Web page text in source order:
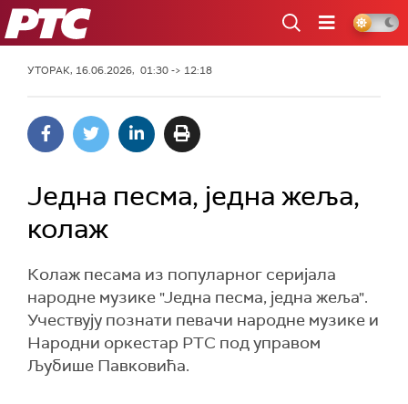
РТС
УТОРАК, 16.06.2026, 01:30 -> 12:18
Једна песма, једна жеља,
колаж
Колаж песама из популарног серијала
народне музике "Једна песма, једна жеља".
Учествују познати певачи народне музике и
Народни оркестар РТС под управом
Љубише Павковића.